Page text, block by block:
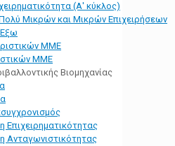
(Α' κύκλος)
Μικρών και Μικρών Επιχειρήσεων
Έξω
ΜΜΕ
ΜΜΕ
Βιομηχανίας
Eπιχειρηματικότητας
Ανταγωνιστικότητας